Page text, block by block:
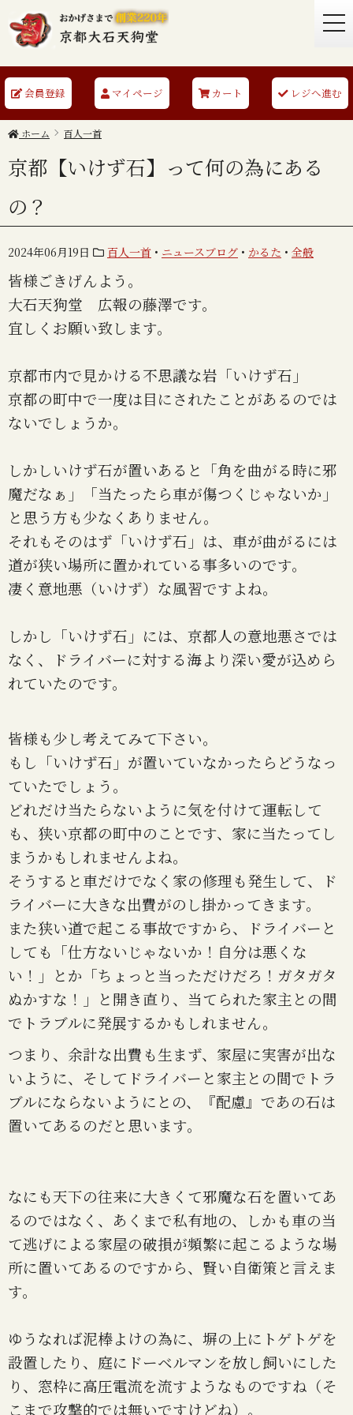
会員登録 マイページ カート レジへ進む
ホーム 百人一首
京都【いけず石】って何の為にある
の？
2024年06月19日 百人一首 • ニュースブログ • かるた • 全般
皆様ごきげんよう。
大石天狗堂 広報の藤澤です。
宜しくお願い致します。
京都市内で見かける不思議な岩「いけず石」
京都の町中で一度は目にされたことがあるのでは
ないでしょうか。
しかしいけず石が置いあると「角を曲がる時に邪
魔だなぁ」「当たったら車が傷つくじゃないか」
と思う方も少なくありません。
それもそのはず「いけず石」は、車が曲がるには
道が狭い場所に置かれている事多いのです。
凄く意地悪（いけず）な風習ですよね。
しかし「いけず石」には、京都人の意地悪さでは
なく、ドライバーに対する海より深い愛が込めら
れていたのです。
皆様も少し考えてみて下さい。
もし「いけず石」が置いていなかったらどうなっ
ていたでしょう。
どれだけ当たらないように気を付けて運転して
も、狭い京都の町中のことです、家に当たってし
まうかもしれませんよね。
そうすると車だけでなく家の修理も発生して、ド
ライバーに大きな出費がのし掛かってきます。
また狭い道で起こる事故ですから、ドライバーと
しても「仕方ないじゃないか！自分は悪くな
い！」とか「ちょっと当っただけだろ！ガタガタ
ぬかすな！」と開き直り、当てられた家主との間
でトラブルに発展するかもしれません。
つまり、余計な出費も生まず、家屋に実害が出な
いように、そしてドライバーと家主との間でトラ
ブルにならないようにとの、『配慮』であの石は
置いてあるのだと思います。
なにも天下の往来に大きくて邪魔な石を置いてあ
るのではなく、あくまで私有地の、しかも車の当
て逃げによる家屋の破損が頻繁に起こるような場
所に置いてあるのですから、賢い自衛策と言えま
す。
ゆうなれば泥棒よけの為に、塀の上にトゲトゲを
設置したり、庭にドーベルマンを放し飼いにした
り、窓枠に高圧電流を流すようなものですね（そ
こまで攻撃的では無いですけどね）。